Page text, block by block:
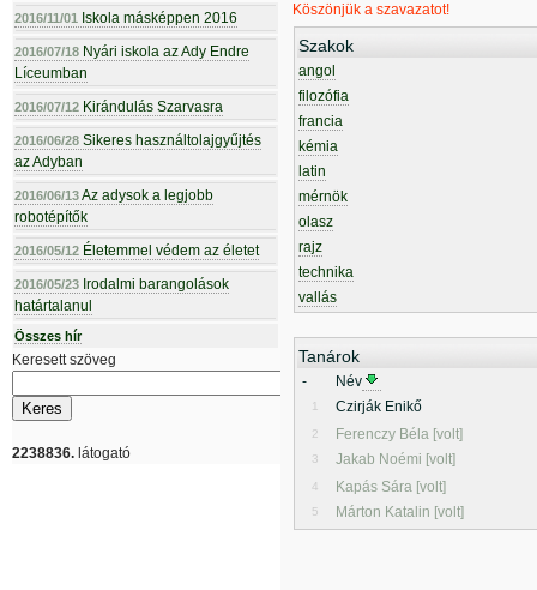
2016/11/01 Iskola másképpen 2016
2016/07/18 Nyári iskola az Ady Endre
Líceumban
2016/07/12 Kirándulás Szarvasra
2016/06/28 Sikeres használtolajgyűjtés
az Adyban
2016/06/13Az adysok a legjobb
robotépítők
2016/05/12 Életemmel védem az életet
2016/05/23 Irodalmi barangolások
határtalanul
Összes hír
Keresett szöveg
2238836. látogató
Köszönjük a szavazatot!
Szakok
angol
filozófia
francia
kémia
latin
mérnök
olasz
rajz
technika
vallás
Tanárok
- Név
1 Czirják Enikő
2 Ferenczy Béla [volt]
3 Jakab Noémi [volt]
4 Kapás Sára [volt]
5 Márton Katalin [volt]